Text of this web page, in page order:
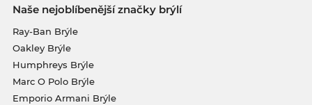
Naše nejoblíbenější značky brýlí
Ray-Ban Brýle
Oakley Brýle
Humphreys Brýle
Marc O Polo Brýle
Emporio Armani Brýle